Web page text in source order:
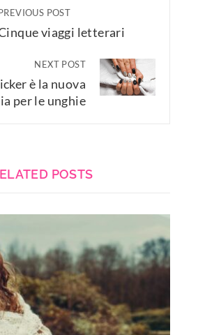
POST
viaggi letterari
NEXT POST
è la nuova
per le unghie
POSTS